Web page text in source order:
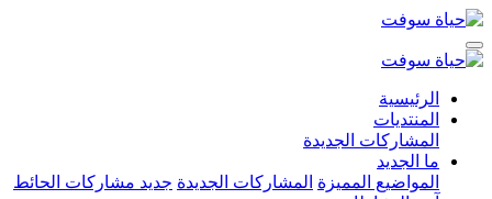
الرئيسية
المنتديات
المشاركات الجديدة
ما الجديد
المواضيع المميزة المشاركات الجديدة جديد مشاركات الحائط